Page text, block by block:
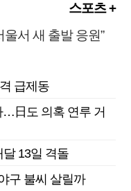
스포츠 +
울서 새 출발 응원”
급제동
…日도 의혹 연루 거
13일 격돌
구 불씨 살릴까